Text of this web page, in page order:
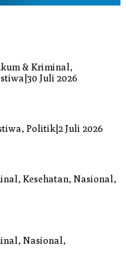
& Kriminal,
30 Juli 2026
Politik|2 Juli 2026
Kesehatan, Nasional,
Nasional,